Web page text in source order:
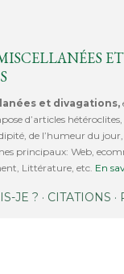
ET
et divagations,
d’articles
de l’humeur du
principaux: Web,
Littérature, etc. En
JE ? CITATIONS